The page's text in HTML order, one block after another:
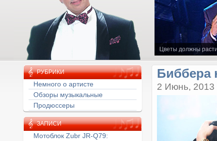
Цветы должны
РУБРИКИ
Немного о артисте
Обзоры музыкальные
Продюссеры
ЗАПИСИ
Мотоблок Zubr JR-Q79:
Биббера
2 Июнь, 2013